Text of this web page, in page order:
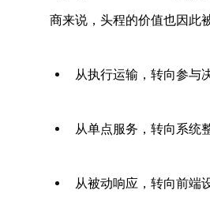
商来说，头程的价值也因此
从执行运输，转向参与
从单点服务，转向系统
从被动响应，转向前端